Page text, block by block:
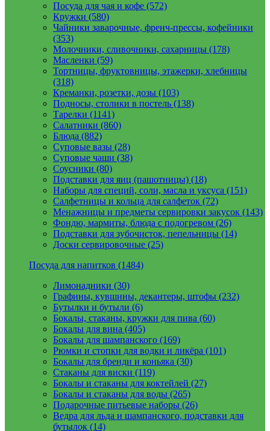
Посуда для чая и кофе (572)
Кружки (580)
Чайники заварочные, френч-прессы, кофейники
(353)
Молочники, сливочники, сахарницы (178)
Масленки (59)
Тортницы, фруктовницы, этажерки, хлебницы
(318)
Креманки, розетки, дозы (103)
Подносы, столики в постель (138)
Тарелки (1141)
Салатники (860)
Блюда (882)
Суповые вазы (28)
Суповые чаши (38)
Соусники (80)
Подставки для яиц (пашотницы) (18)
Наборы для специй, соли, масла и уксуса (151)
Салфетницы и кольца для салфеток (72)
Менажницы и предметы сервировки закусок (143)
Фондю, мармиты, блюда с подогревом (26)
Подставки для зубочисток, пепельницы (14)
Доски сервировочные (25)
Посуда для напитков (1484)
Лимонадники (30)
Графины, кувшины, декантеры, штофы (232)
Бутылки и бутыли (6)
Бокалы, стаканы, кружки для пива (60)
Бокалы для вина (405)
Бокалы для шампанского (169)
Рюмки и стопки для водки и ликёра (101)
Бокалы для бренди и коньяка (30)
Стаканы для виски (119)
Бокалы и стаканы для коктейлей (27)
Бокалы и стаканы для воды (265)
Подарочные питьевые наборы (26)
Ведра для льда и шампанского, подставки для
бутылок (14)